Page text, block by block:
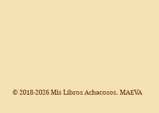
© 2018-2026 Mis Libros Achacosos. MAEVA